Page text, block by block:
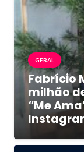
GERAL
Fabrício
milhão
“Me